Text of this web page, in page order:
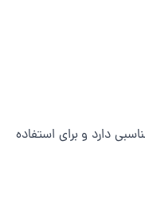
و برای استفاده